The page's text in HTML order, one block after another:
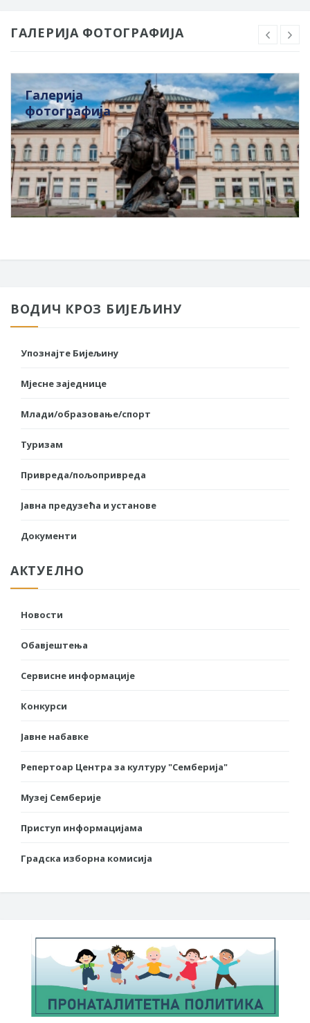
ГАЛЕРИЈА ФОТОГРАФИЈА
Галерија
фотографија
ВОДИЧ КРОЗ БИЈЕЉИНУ
Упознајте Бијељину
Мјесне заједнице
Млади/образовање/спорт
Туризам
Привреда/пољопривреда
Јавна предузећа и установе
Документи
АКТУЕЛНО
Новости
Обавјештења
Сервисне информације
Конкурси
Јавне набавке
Репертоар Центра за културу "Семберија"
Музеј Семберије
Приступ информацијама
Градска изборна комисија